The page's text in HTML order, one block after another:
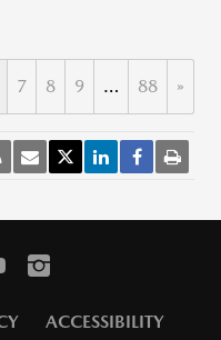
7 8 9 … 88 »
ACCESSIBILITY